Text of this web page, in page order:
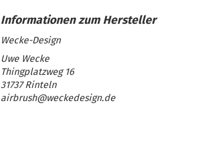
Wecke-Design
Uwe Wecke
Thingplatzweg 16
31737 Rinteln
airbrush@weckedesign.de